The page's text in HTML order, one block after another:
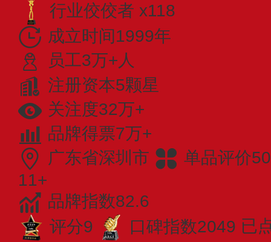
行业佼佼者 x118
成立时间1999年
员工3万+人
注册资本5颗星
关注度32万+
品牌得票7万+
广东省深圳市
单品评价
11+
品牌指数82.6
评分9
口碑指数2049 已